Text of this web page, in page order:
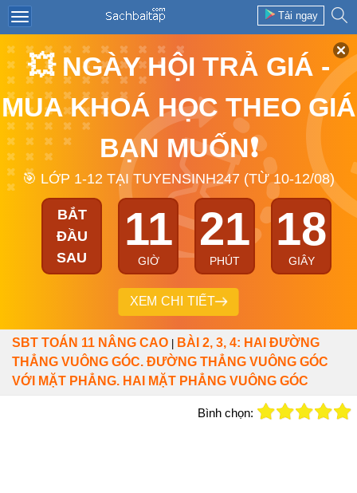
Tải ngay
💥 NGÀY HỘI TRẢ GIÁ -
MUA KHOÁ HỌC THEO GIÁ
BẠN MUỐN❗
🎯 LỚP 1-12 TẠI TUYENSINH247 (TỪ 10-12/08)
BẮT
ĐẦU
SAU
11
GIỜ
21
PHÚT
17
GIÂY
XEM CHI TIẾT
SBT TOÁN 11 NÂNG CAO
BÀI 2, 3, 4: HAI ĐƯỜNG
THẲNG VUÔNG GÓC. ĐƯỜNG THẲNG VUÔNG GÓC
VỚI MẶT PHẲNG. HAI MẶT PHẲNG VUÔNG GÓC
Bình chọn: